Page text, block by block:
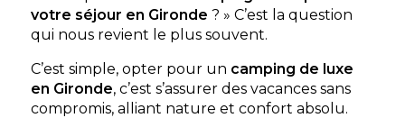
votre séjour en Gironde ? » C’est la question
qui nous revient le plus souvent.
C’est simple, opter pour un camping de luxe
en Gironde, c’est s’assurer des vacances sans
compromis, alliant nature et confort absolu.
Aucune information tarifaire disponible
Découvrir